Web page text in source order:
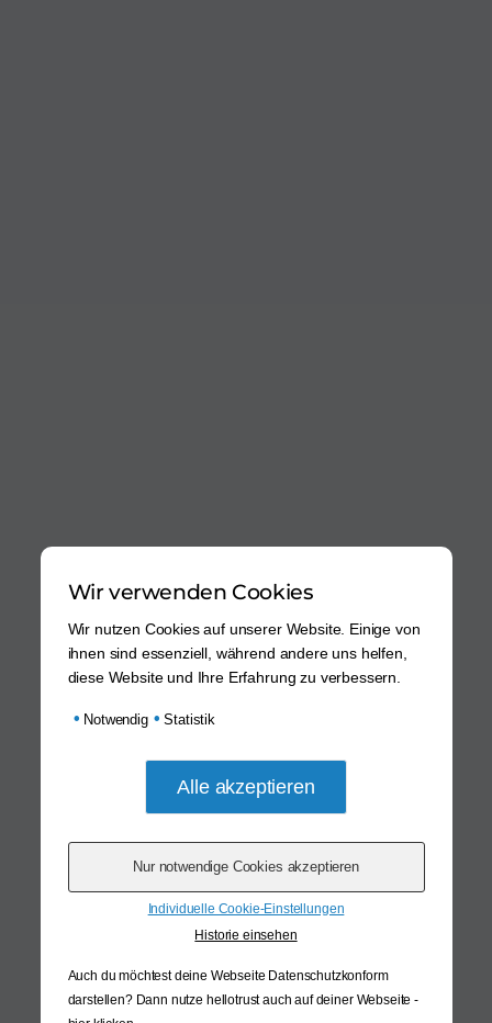
Wir verwenden Cookies
Wir nutzen Cookies auf unserer Website. Einige von
ihnen sind essenziell, während andere uns helfen,
diese Website und Ihre Erfahrung zu verbessern.
• Notwendig • Statistik
Individuelle Cookie-Einstellungen
Historie einsehen
Auch du möchtest deine Webseite Datenschutzkonform
darstellen? Dann nutze hellotrust auch auf deiner Webseite -